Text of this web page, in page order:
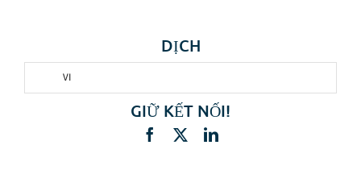
DỊCH
VI
GIỮ KẾT NỐI!